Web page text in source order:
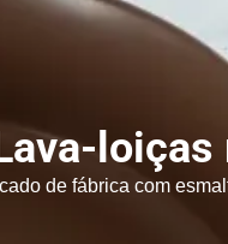
loiças
de fábrica com